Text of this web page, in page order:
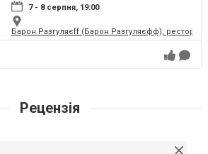
7 - 8 серпня, 19:00
Барон Разгуляєff (Барон Разгуляєфф),
Рецензія